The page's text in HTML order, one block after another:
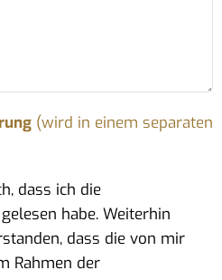
(wird in einem separaten
dass ich die
habe. Weiterhin
dass die von mir
Rahmen der